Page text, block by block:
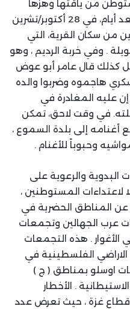
من ياقتها وهزها
بعنف ، ثم رفع سلاحه وغادر . وبعد أيام، في 28 أكتوبر/تشرين
هجرت هي ونحو 250 آخرين من سكان القرية، التي
. وفي خربة الرديم ، وهو
كذلك قال عامر أبو عوض
هاجموه وضربوا والده
عليه المغادرة في
في وقت لاحق، تمكن
أغنامه إلى بلدة السموع ،
وحبوباً للأغنام .
والرعوية على
المستوطنين ،
عن المناطق الحضرية في
عرب الجهالين وتجمعات
. هذه التجمعات
الفلسطينية في
اوسلو بمناطق ( ج )
. الأخطار
غزة ، حيث تعرض عدد